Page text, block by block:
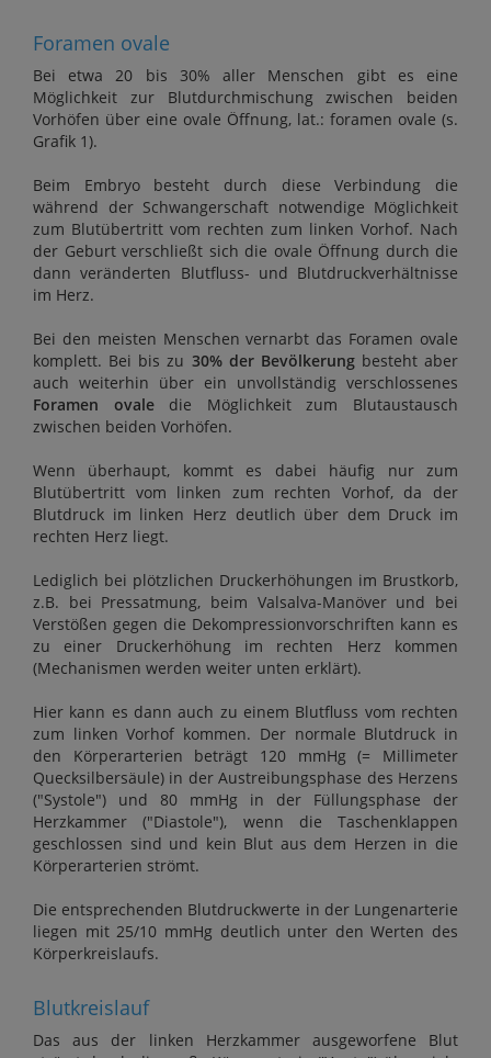
Foramen ovale
Bei etwa 20 bis 30% aller Menschen gibt es eine
Möglichkeit zur Blutdurchmischung zwischen beiden
Vorhöfen über eine ovale Öffnung, lat.: foramen ovale (s.
Grafik 1).
Beim Embryo besteht durch diese Verbindung die
während der Schwangerschaft notwendige Möglichkeit
zum Blutübertritt vom rechten zum linken Vorhof. Nach
der Geburt verschließt sich die ovale Öffnung durch die
dann veränderten Blutfluss- und Blutdruckverhältnisse
im Herz.
Bei den meisten Menschen vernarbt das Foramen ovale
komplett. Bei bis zu 30% der Bevölkerungbesteht aber
auch weiterhin über ein unvollständig verschlossenes
Foramen ovaledie Möglichkeit zum Blutaustausch
zwischen beiden Vorhöfen.
Wenn überhaupt, kommt es dabei häufig nur zum
Blutübertritt vom linken zum rechten Vorhof, da der
Blutdruck im linken Herz deutlich über dem Druck im
rechten Herz liegt.
Lediglich bei plötzlichen Druckerhöhungen im Brustkorb,
z.B. bei Pressatmung, beim Valsalva-Manöver und bei
Verstößen gegen die Dekompressionvorschriften kann es
zu einer Druckerhöhung im rechten Herz kommen
(Mechanismen werden weiter unten erklärt).
Hier kann es dann auch zu einem Blutfluss vom rechten
zum linken Vorhof kommen. Der normale Blutdruck in
den Körperarterien beträgt 120 mmHg (= Millimeter
Quecksilbersäule) in der Austreibungsphase des Herzens
("Systole") und 80 mmHg in der Füllungsphase der
Herzkammer ("Diastole"), wenn die Taschenklappen
geschlossen sind und kein Blut aus dem Herzen in die
Körperarterien strömt.
Die entsprechenden Blutdruckwerte in der Lungenarterie
liegen mit 25/10 mmHg deutlich unter den Werten des
Körperkreislaufs.
Blutkreislauf
Das aus der linken Herzkammer ausgeworfene Blut